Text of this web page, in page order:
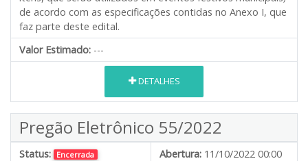
de acordo com as especificações contidas no Anexo I, que
faz parte deste edital.
Valor Estimado: ---
DETALHES
Pregão Eletrônico 55/2022
Status: Encerrada Abertura: 11/10/2022 00:00